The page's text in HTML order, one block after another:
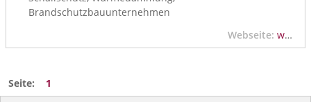
Brandschutzbauunternehmen
Webseite: www.brandschutzdaemmung.de
Seite:
1